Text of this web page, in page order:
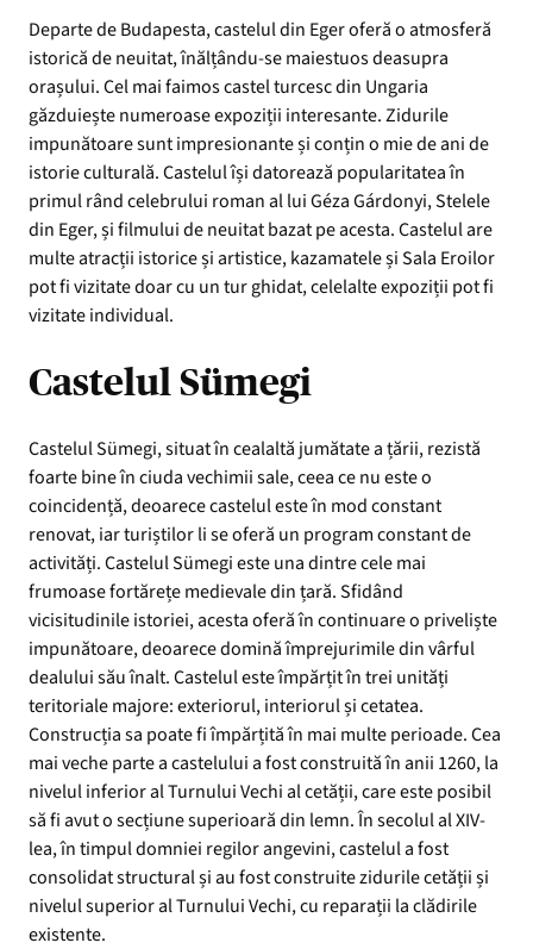
Departe de Budapesta, castelul din Eger oferă o atmosferă
istorică de neuitat, înălțându-se maiestuos deasupra
orașului. Cel mai faimos castel turcesc din Ungaria
găzduiește numeroase expoziții interesante. Zidurile
impunătoare sunt impresionante și conțin o mie de ani de
istorie culturală. Castelul își datorează popularitatea în
primul rând celebrului roman al lui Géza Gárdonyi, Stelele
din Eger, și filmului de neuitat bazat pe acesta. Castelul are
multe atracții istorice și artistice, kazamatele și Sala Eroilor
pot fi vizitate doar cu un tur ghidat, celelalte expoziții pot fi
vizitate individual.
Castelul Sümegi
Castelul Sümegi, situat în cealaltă jumătate a țării, rezistă
foarte bine în ciuda vechimii sale, ceea ce nu este o
coincidență, deoarece castelul este în mod constant
renovat, iar turiștilor li se oferă un program constant de
activități. Castelul Sümegi este una dintre cele mai
frumoase fortărețe medievale din țară. Sfidând
vicisitudinile istoriei, acesta oferă în continuare o priveliște
impunătoare, deoarece domină împrejurimile din vârful
dealului său înalt. Castelul este împărțit în trei unități
teritoriale majore: exteriorul, interiorul și cetatea.
Construcția sa poate fi împărțită în mai multe perioade. Cea
mai veche parte a castelului a fost construită în anii 1260, la
nivelul inferior al Turnului Vechi al cetății, care este posibil
să fi avut o secțiune superioară din lemn. În secolul al XIV-
lea, în timpul domniei regilor angevini, castelul a fost
consolidat structural și au fost construite zidurile cetății și
nivelul superior al Turnului Vechi, cu reparații la clădirile
existente.